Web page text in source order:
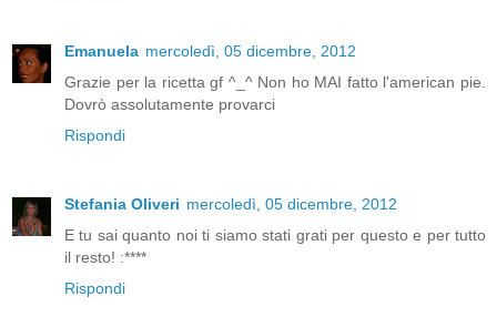
Emanuela mercoledì, 05 dicembre, 2012
Grazie per la ricetta gf ^_^ Non ho MAI fatto l'american pie.
Dovrò assolutamente provarci
Rispondi
Stefania Oliveri mercoledì, 05 dicembre, 2012
E tu sai quanto noi ti siamo stati grati per questo e per tutto
il resto! :****
Rispondi